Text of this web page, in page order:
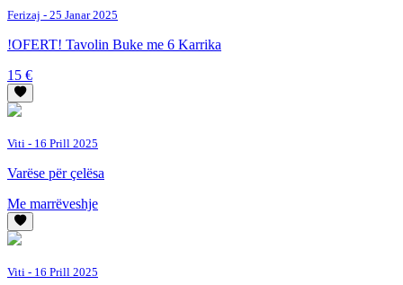
Ferizaj - 25 Janar 2025
!OFERT! Tavolin Buke me 6 Karrika
15 €
Viti - 16 Prill 2025
Varëse për çelësa
Me marrëveshje
Viti - 16 Prill 2025